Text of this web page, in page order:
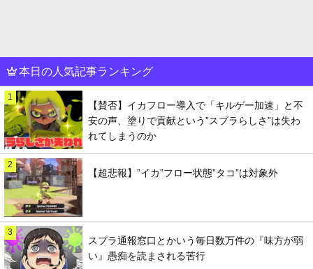
本日の人気記事ランキング
1
【賛否】イカフロー導入で「キルゲー加速」と不
安の声、塗りで貢献という”スプラらしさ”は失わ
れてしまうのか
2
【超悲報】”イカ”フロー状態”タコ”は対象外
3
スプラ通報窓口とかいう毎日数万件の『味方が弱
い』愚痴を読まされる苦行